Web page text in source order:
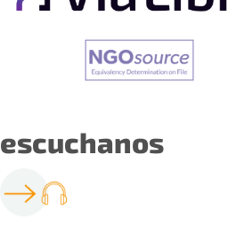
escuchanos